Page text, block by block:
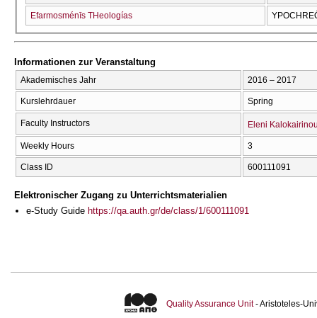
Efarmosménīs THeologías
Informationen zur Veranstaltung
Akademisches Jahr 2016 – 2017
Kurslehrdauer Spring
Faculty Instructors Eleni
Weekly Hours 3
Class ID 600111091
Elektronischer Zugang zu Unterrichtsmaterialien
e-Study Guide https://qa.auth.gr/de/class/1/600111091
Quality Assurance Unit- Aristoteles-